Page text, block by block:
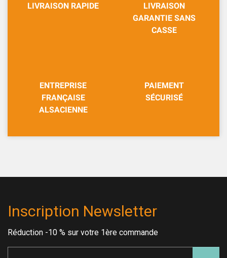
LIVRAISON RAPIDE
LIVRAISON
GARANTIE SANS
CASSE
ENTREPRISE
FRANÇAISE
ALSACIENNE
PAIEMENT
SÉCURISÉ
Inscription Newsletter
Réduction -10 % sur votre 1ère commande